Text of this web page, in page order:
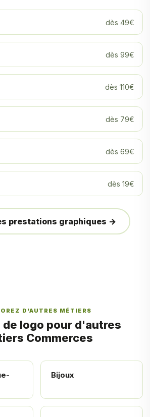
dès 49€
dès 99€
dès 110€
dès 79€
dès 69€
dès 19€
prestations graphiques →
D'AUTRES MÉTIERS
de logo pour d'autres
Commerces
Bijoux